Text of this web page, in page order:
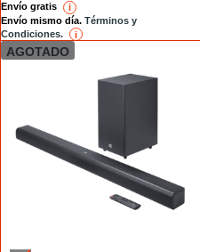
Envío gratis ireference
Envío mismo día. Términos y
Condiciones.
i reference
AGOTADO